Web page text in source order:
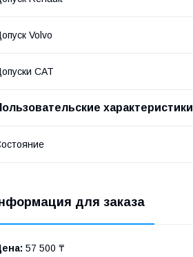
Volvo
CAT
характеристики
для заказа
57 500 ₸